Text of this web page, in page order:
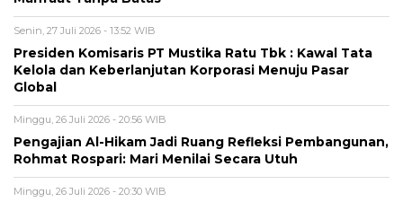
Senin, 27 Juli 2026 - 13:52 WIB
Presiden Komisaris PT Mustika Ratu Tbk : Kawal Tata
Kelola dan Keberlanjutan Korporasi Menuju Pasar
Global
Minggu, 26 Juli 2026 - 20:56 WIB
Pengajian Al-Hikam Jadi Ruang Refleksi Pembangunan,
Rohmat Rospari: Mari Menilai Secara Utuh
Minggu, 26 Juli 2026 - 20:30 WIB